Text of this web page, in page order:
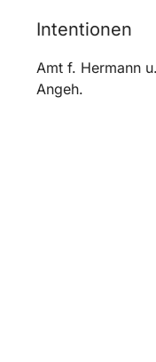
Intentionen
Amt f. Hermann
Angeh.